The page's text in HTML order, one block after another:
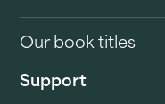
Our book titles
Support